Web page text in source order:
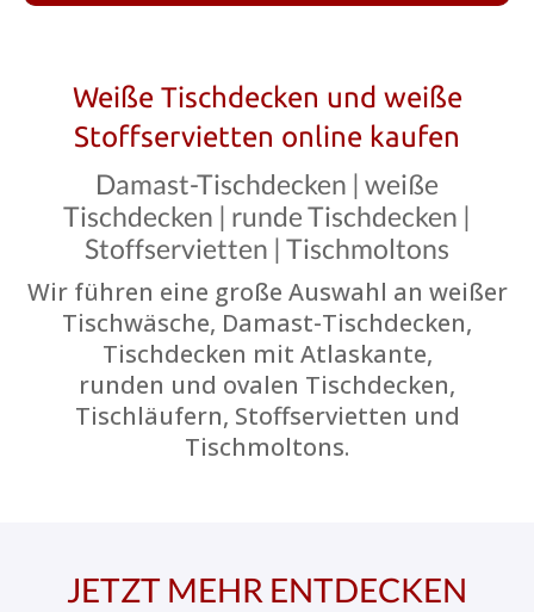
Weiße Tischdecken und weiße
Stoffservietten online kaufen
Damast-Tischdecken | weiße
Tischdecken | runde Tischdecken |
Stoffservietten | Tischmoltons
Wir führen eine große Auswahl an weißer
Tischwäsche, Damast-Tischdecken,
Tischdecken mit Atlaskante,
runden und ovalen Tischdecken,
Tischläufern, Stoffservietten und
Tischmoltons.
JETZT MEHR ENTDECKEN